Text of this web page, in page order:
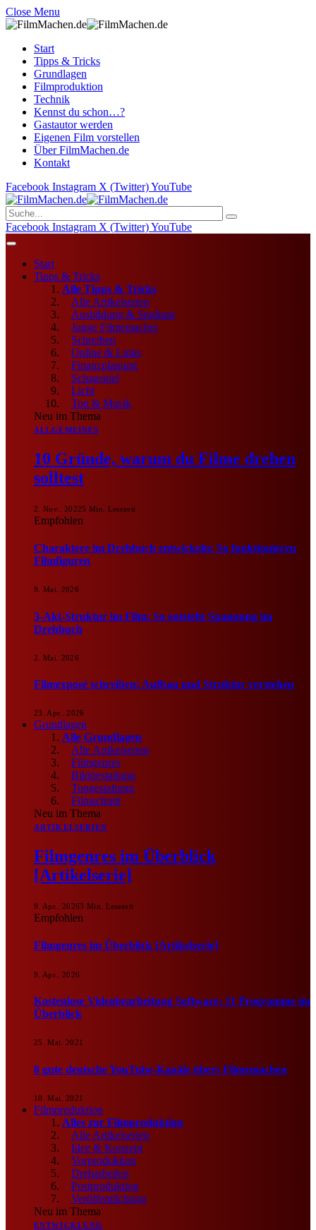
Close Menu
Start
Tipps & Tricks
Grundlagen
Filmproduktion
Technik
Kennst du schon…?
Gastautor werden
Eigenen Film vorstellen
Über FilmMachen.de
Kontakt
Facebook Instagram X (Twitter)YouTube
Facebook Instagram X (Twitter)YouTube
Start
Tipps & Tricks
Alle Tipps & Tricks
Alle Artikelserien
Ausbildung & Studium
Junge Filmemacher
Schreiben
Online & Links
Finanzplanung
Schauspiel
Licht
Ton & Musik
Neu im Thema
ALLGEMEINES
10 Gründe, warum du Filme drehen
solltest
2. Nov.. 20225 Min. Lesezeit
Empfohlen
Charaktere im Drehbuch entwickeln: So funktionieren
Filmfiguren
9. Mai. 2026
3-Akt-Struktur im Film: So entsteht Spannung im
Drehbuch
2. Mai. 2026
Filmexposé schreiben: Aufbau und Struktur verstehen
23. Apr.. 2026
Grundlagen
Alle Grundlagen
Alle Artikelserien
Filmgenres
Bildgestaltung
Tongestaltung
Filmschnitt
Neu im Thema
ARTIKELSERIEN
Filmgenres im Überblick
[Artikelserie]
9. Apr.. 20263 Min. Lesezeit
Empfohlen
Filmgenres im Überblick [Artikelserie]
9. Apr.. 2026
Kostenlose Videobearbeitung Software: 11 Programme im
Überblick
25. Mai. 2021
8 gute deutsche YouTube-Kanäle übers Filmemachen
10. Mai. 2021
Filmproduktion
Alles zur Filmproduktion
Alle Artikelserien
Idee & Konzept
Vorproduktion
Dreharbeiten
Postproduktion
Veröffentlichung
Neu im Thema
ENTWICKLUNG